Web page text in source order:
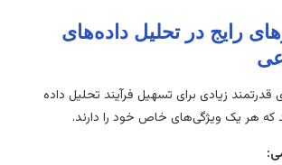
رایج در تحلیل داده‌های
قدرتمند زیادی برای تسهیل فرآیند تحلیل داده
هر یک ویژگی‌های خاص خود را دارند.